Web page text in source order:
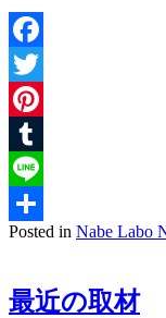
Facebook
Twitter
Pinterest
Tumblr
Line
共
Posted in Nabe Labo
最近の取材